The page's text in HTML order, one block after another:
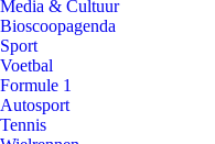
Media & Cultuur
Bioscoopagenda
Sport
Voetbal
Formule 1
Autosport
Tennis